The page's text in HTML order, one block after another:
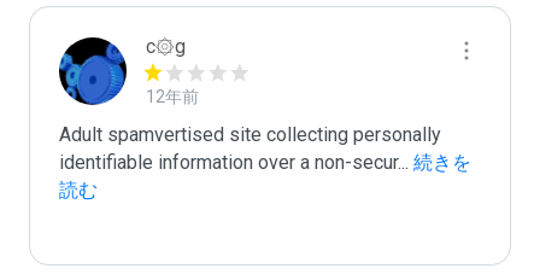
c۞g
12年前
Adult spamvertised site collecting personally
identifiable information over a non-secur... 続きを
読む